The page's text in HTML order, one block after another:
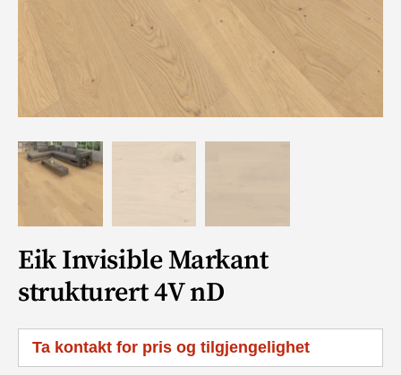
Eik Invisible Markant
strukturert 4V nD
Ta kontakt for pris og tilgjengelighet